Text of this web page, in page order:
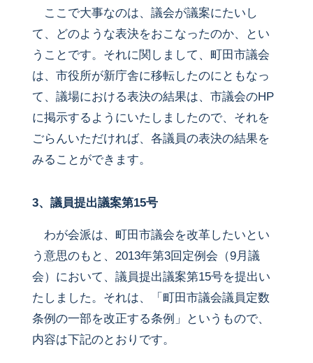
ここで大事なのは、議会が議案にたいし
て、どのような表決をおこなったのか、とい
うことです。それに関しまして、町田市議会
は、市役所が新庁舎に移転したのにともなっ
て、議場における表決の結果は、市議会のHP
に掲示するようにいたしましたので、それを
ごらんいただければ、各議員の表決の結果を
みることができます。
3、議員提出議案第15号
わが会派は、町田市議会を改革したいとい
う意思のもと、2013年第3回定例会（9月議
会）において、議員提出議案第15号を提出い
たしました。それは、「町田市議会議員定数
条例の一部を改正する条例」というもので、
内容は下記のとおりです。